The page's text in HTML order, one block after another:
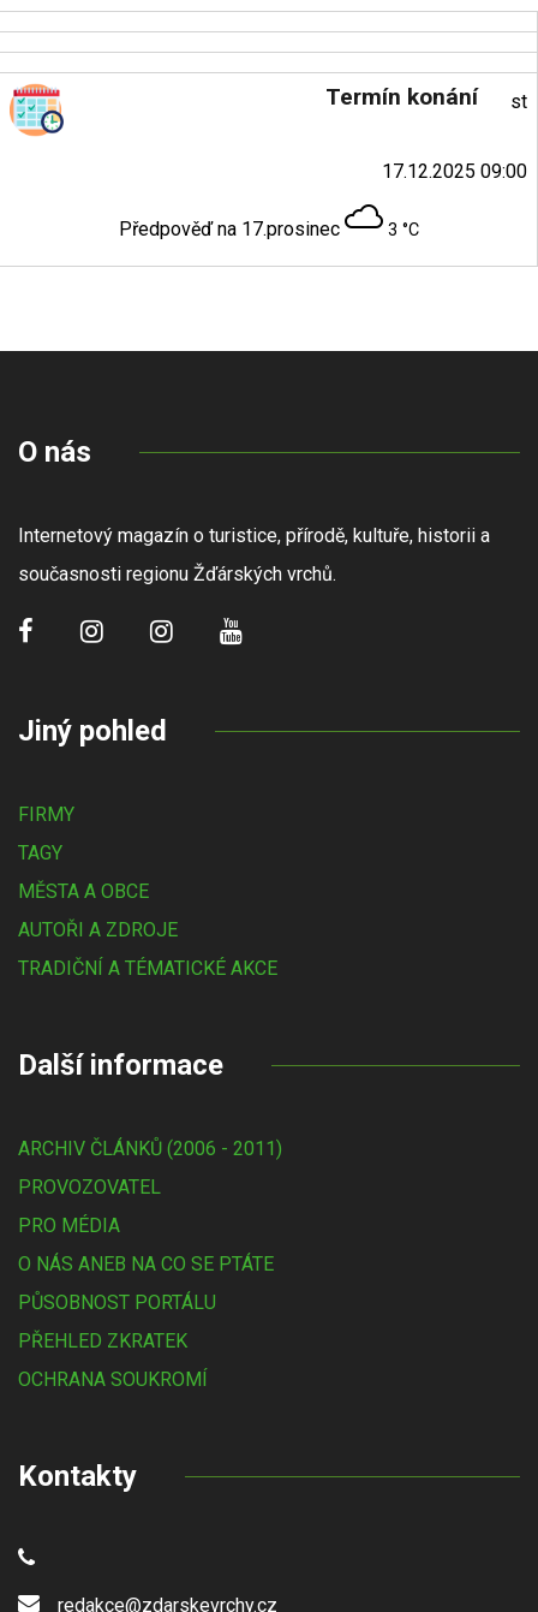
Termín konání st
17.12.2025 09:00
Předpověď na 17.prosinec 3 °C
O nás
Internetový magazín o turistice, přírodě, kultuře, historii a
současnosti regionu Žďárských vrchů.
Jiný pohled
FIRMY
TAGY
MĚSTA A OBCE
AUTOŘI A ZDROJE
TRADIČNÍ A TÉMATICKÉ AKCE
Další informace
ARCHIV ČLÁNKŮ (2006 - 2011)
PROVOZOVATEL
PRO MÉDIA
O NÁS ANEB NA CO SE PTÁTE
PŮSOBNOST PORTÁLU
PŘEHLED ZKRATEK
OCHRANA SOUKROMÍ
Kontakty
redakce@zdarskevrchy.cz